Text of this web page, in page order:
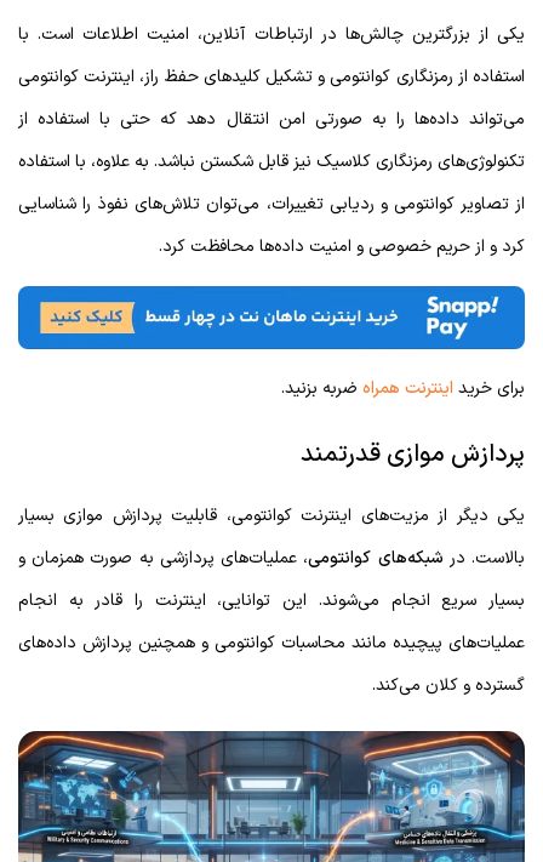
یکی از بزرگترین چالش‌ها در ارتباطات آنلاین، امنیت اطلاعات است. با
استفاده از رمزنگاری کوانتومی و تشکیل کلیدهای حفظ راز، اینترنت کوانتومی
می‌تواند داده‌ها را به صورتی امن انتقال دهد که حتی با استفاده از
تکنولوژی‌های رمزنگاری کلاسیک نیز قابل شکستن نباشد. به علاوه، با استفاده
از تصاویر کوانتومی و ردیابی تغییرات، می‌توان تلاش‌های نفوذ را شناسایی
کرد و از حریم خصوصی و امنیت داده‌ها محافظت کرد.
برای خرید اینترنت همراه ضربه بزنید.
پردازش موازی قدرتمند
یکی دیگر از مزیت‌های اینترنت کوانتومی، قابلیت پردازش موازی بسیار
بالاست. در شبکه‌های کوانتومی، عملیات‌های پردازشی به صورت همزمان و
بسیار سریع انجام می‌شوند. این توانایی، اینترنت را قادر به انجام
عملیات‌های پیچیده مانند محاسبات کوانتومی و همچنین پردازش داده‌های
گسترده و کلان می‌کند.